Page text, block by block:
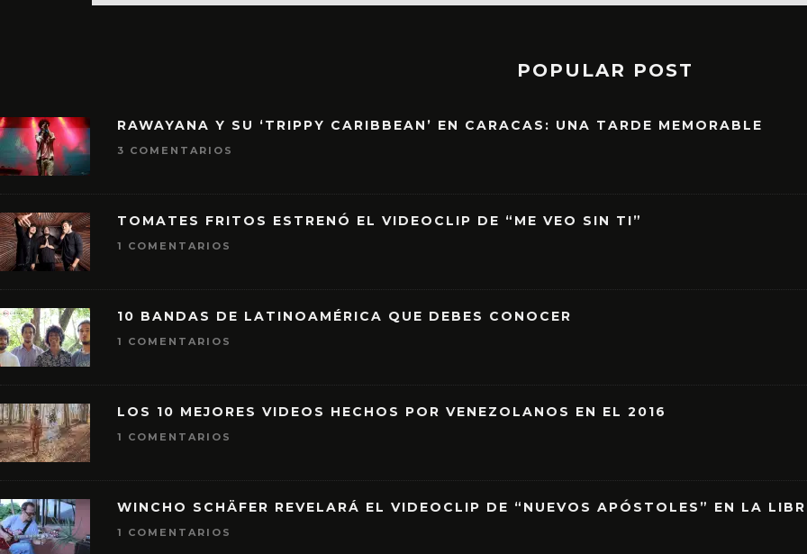
POPULAR POST
RAWAYANA Y SU ‘TRIPPY CARIBBEAN’ EN CARACAS: UNA TARDE MEMORABLE
3 COMENTARIOS
TOMATES FRITOS ESTRENÓ EL VIDEOCLIP DE “ME VEO SIN TI”
1 COMENTARIOS
10 BANDAS DE LATINOAMÉRICA QUE DEBES CONOCER
1 COMENTARIOS
LOS 10 MEJORES VIDEOS HECHOS POR VENEZOLANOS EN EL 2016
1 COMENTARIOS
WINCHO SCHÄFER REVELARÁ EL VIDEOCLIP DE “NUEVOS APÓSTOLES” EN LA
1 COMENTARIOS